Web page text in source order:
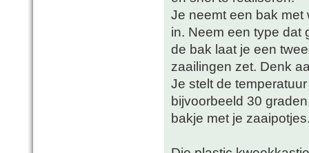
Je neemt een bak met
in. Neem een type dat
de bak laat je een
zaailingen zet. Denk
Je stelt de
bijvoorbeeld 30
bakje met je